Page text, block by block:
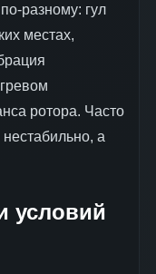
разному: гул
местах,
ротора. Часто
а
условий